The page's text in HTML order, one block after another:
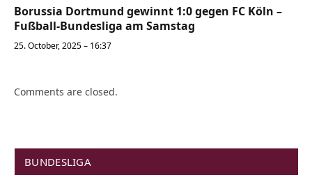
Borussia Dortmund gewinnt 1:0 gegen FC Köln –
Fußball-Bundesliga am Samstag
25. October, 2025 – 16:37
Comments are closed.
BUNDESLIGA